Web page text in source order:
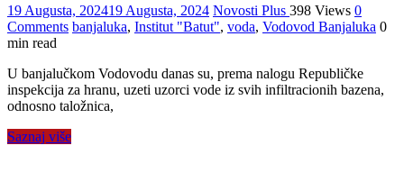
19 Augusta, 202419 Augusta, 2024 Novosti Plus 398 Views 0
Comments banjaluka, Institut "Batut", voda, Vodovod Banjaluka 0
min read
U banjalučkom Vodovodu danas su, prema nalogu Republičke
inspekcija za hranu, uzeti uzorci vode iz svih infiltracionih bazena,
odnosno taložnica,
Saznaj više